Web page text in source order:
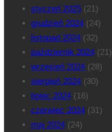
styczeń 2025(21)
grudzień 2024(24)
listopad 2024(32)
październik 2024(21)
wrzesień 2024(28)
sierpień 2024(30)
lipiec 2024(16)
czerwiec 2024(31)
maj 2024(24)